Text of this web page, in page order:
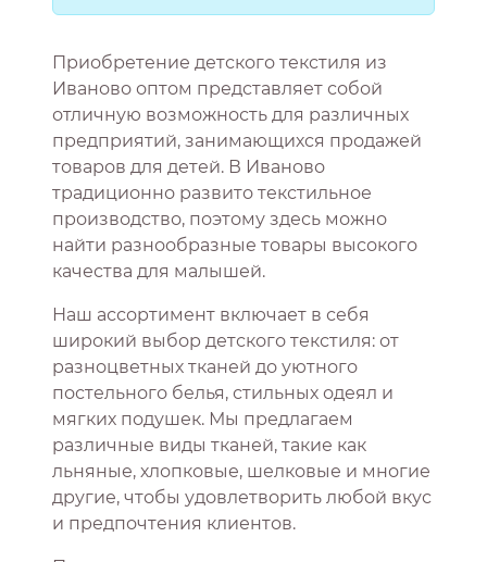
Приобретение детского текстиля из
Иваново оптом представляет собой
отличную возможность для различных
предприятий, занимающихся продажей
товаров для детей. В Иваново
традиционно развито текстильное
производство, поэтому здесь можно
найти разнообразные товары высокого
качества для малышей.
Наш ассортимент включает в себя
широкий выбор детского текстиля: от
разноцветных тканей до уютного
постельного белья, стильных одеял и
мягких подушек. Мы предлагаем
различные виды тканей, такие как
льняные, хлопковые, шелковые и многие
другие, чтобы удовлетворить любой вкус
и предпочтения клиентов.